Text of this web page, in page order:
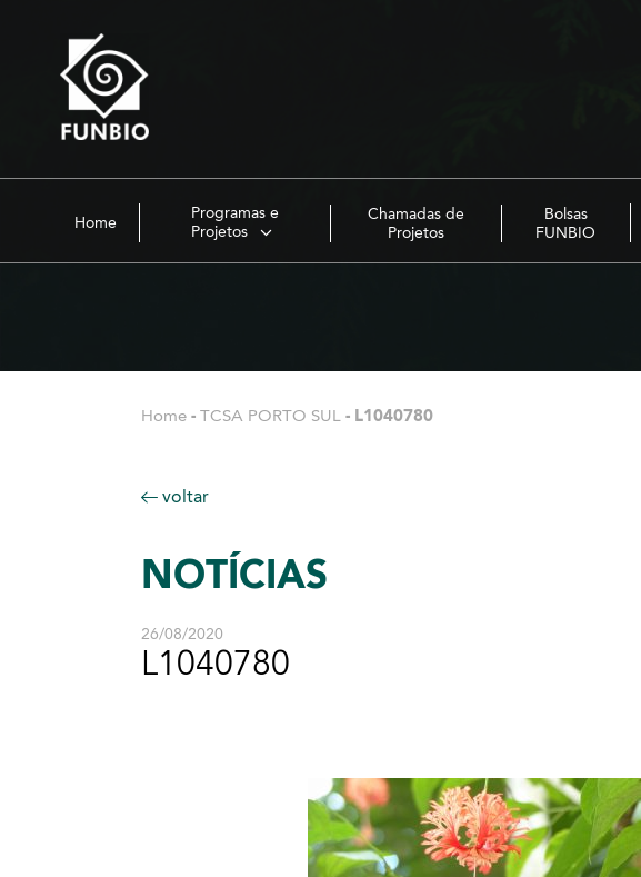
Home
Programas e
Projetos
Chamadas de
Projetos
Bolsas
FUNBIO
Home - TCSA PORTO SUL - L1040780
voltar
NOTÍCIAS
26/08/2020
L1040780